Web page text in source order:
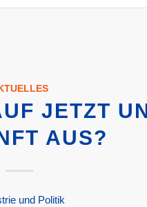
JETZT
AUS?
und Politik